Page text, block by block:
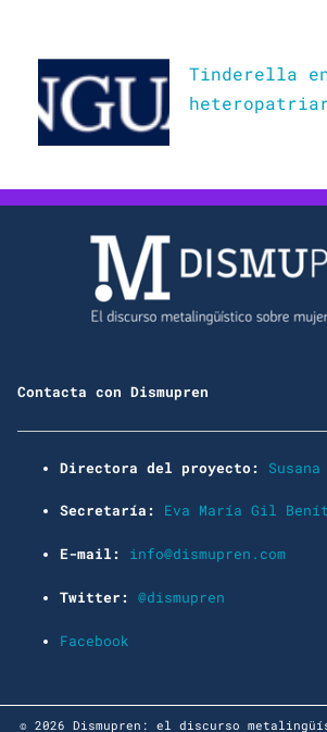
Tinderella
Contacta con Dismupren
Directora del proyecto:
Secretaría: Eva María Gil
E-mail: info@dismupren.com
Twitter: @dismupren
Facebook
© 2026 Dismupren: el discurso